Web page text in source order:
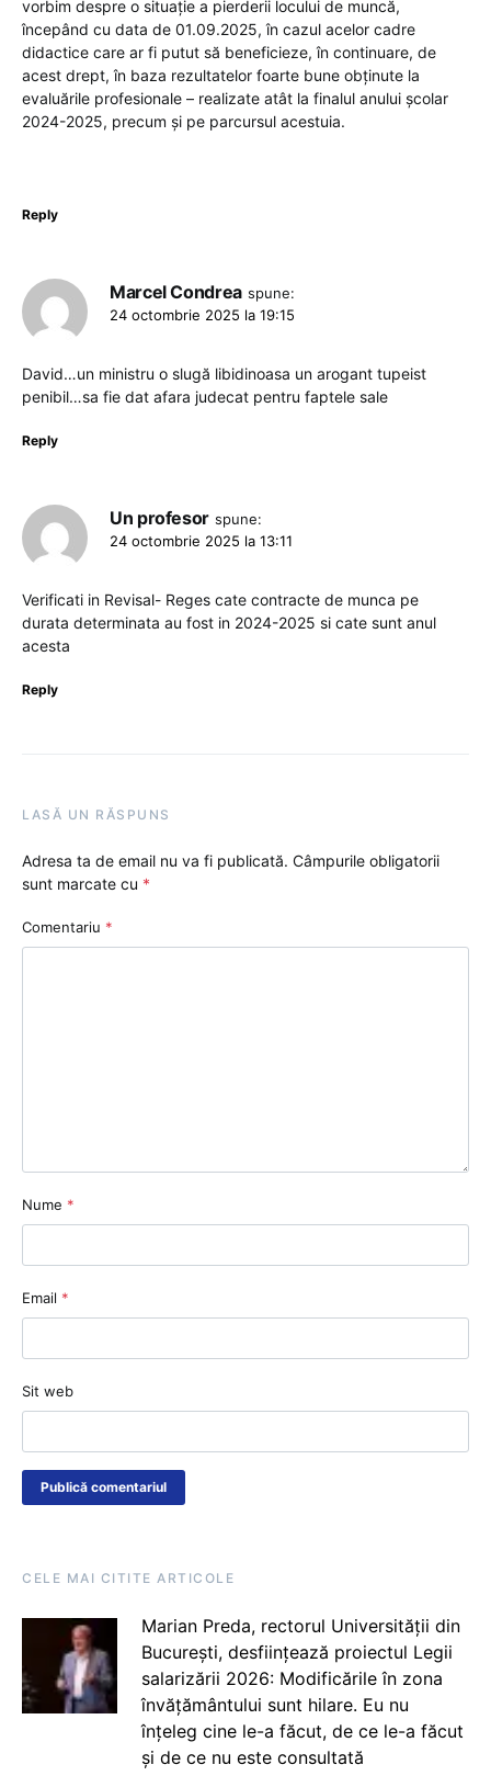
vorbim despre o situație a pierderii locului de muncă,
începând cu data de 01.09.2025, în cazul acelor cadre
didactice care ar fi putut să beneficieze, în continuare, de
acest drept, în baza rezultatelor foarte bune obținute la
evaluările profesionale – realizate atât la finalul anului școlar
2024-2025, precum și pe parcursul acestuia.
Reply
Marcel Condrea spune:
24 octombrie 2025 la 19:15
David…un ministru o slugă libidinoasa un arogant tupeist
penibil…sa fie dat afara judecat pentru faptele sale
Reply
Un profesor spune:
24 octombrie 2025 la 13:11
Verificati in Revisal- Reges cate contracte de munca pe
durata determinata au fost in 2024-2025 si cate sunt anul
acesta
Reply
LASĂ UN RĂSPUNS
Adresa ta de email nu va fi publicată. Câmpurile obligatorii
sunt marcate cu *
Comentariu *
Nume *
Email *
Sit web
CELE MAI CITITE ARTICOLE
Marian Preda, rectorul Universității din
București, desființează proiectul Legii
salarizării 2026: Modificările în zona
învățământului sunt hilare. Eu nu
înțeleg cine le-a făcut, de ce le-a făcut
și de ce nu este consultată